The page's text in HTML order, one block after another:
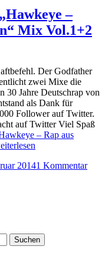
–
Mix Vol.1+2
Der Godfather
zwei Mixe die
30 Jahre Deutschrap von
als Dank für
Follower auf Twitter.
auf Twitter Viel Spaß
– Rap aus
20141 Kommentar